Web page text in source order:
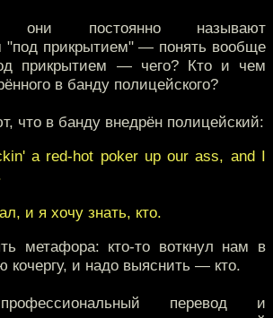
они постоянно называют
"под прикрытием" — понять вообще
прикрытием — чего? Кто и чем
в банду полицейского?
что в банду внедрён полицейский:
a red-hot poker up our ass, and I
и я хочу знать, кто.
метафора: кто-то воткнул нам в
кочергу, и надо выяснить — кто.
перевод и